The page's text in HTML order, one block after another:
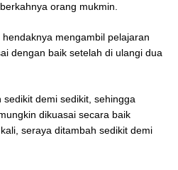
orang mukmin.
mengambil pelajaran
dengan baik setelah di ulangi dua
demi sedikit, sehingga
dikuasai secara baik
seraya ditambah sedikit demi